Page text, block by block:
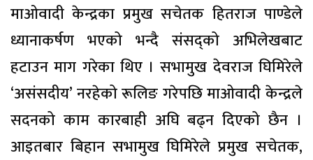
माओवादी केन्द्रका प्रमुख सचेतक हितराज पाण्डेले
ध्यानाकर्षण भएको भन्दै संसद्को अभिलेखबाट
हटाउन माग गरेका थिए । सभामुख देवराज घिमिरेले
‘असंसदीय’ नरहेको रूलिङ गरेपछि माओवादी केन्द्रले
सदनको काम कारबाही अघि बढ्न दिएको छैन ।
आइतबार बिहान सभामुख घिमिरेले प्रमुख सचेतक,